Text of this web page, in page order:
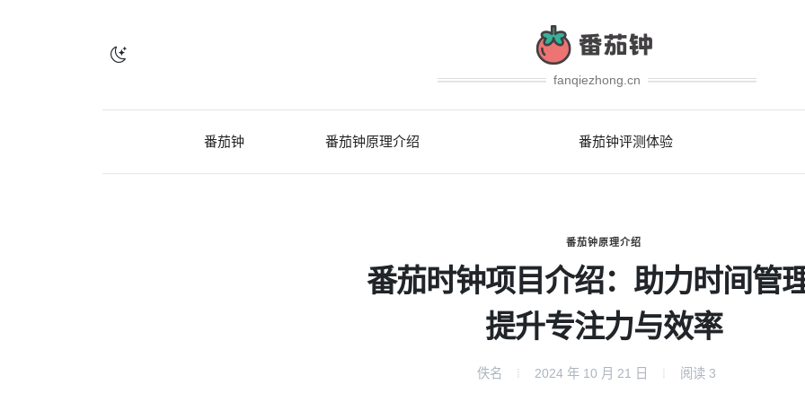
fanqiezhong.cn
番茄钟 番茄钟原理介绍 番茄钟评测体验
番茄钟原理介绍
番茄时钟项目介绍：助力时间管理
提升专注力与效率
佚名 2024 年 10 月 21 日 阅读 3